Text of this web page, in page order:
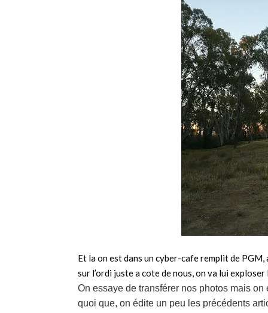
Et la on est dans un cyber-cafe remplit de PGM,
sur l’ordi juste a cote de nous, on va lui
On essaye de transférer nos photos mais
quoi que, on édite un peu les précédents